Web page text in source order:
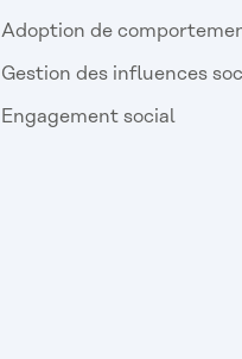
Adoption de
Gestion des influences
Engagement social